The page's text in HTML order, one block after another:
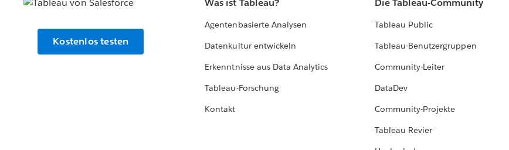
Kostenlos testen
Was ist Tableau?
Agentenbasierte Analysen
Datenkultur entwickeln
Erkenntnisse aus Data Analytics
Tableau-Forschung
Kontakt
Die Tableau-Community
Tableau Public
Tableau-Benutzergruppen
Community-Leiter
DataDev
Community-Projekte
Tableau Revier